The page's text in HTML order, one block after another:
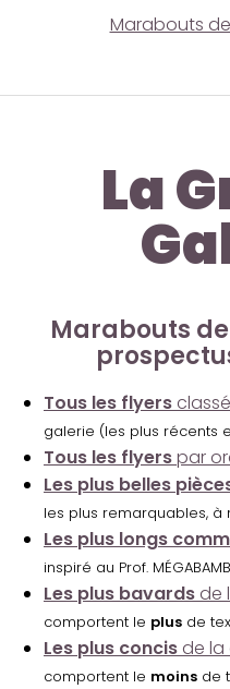
Marabouts
La
Marabouts
Tous les flyers
galerie (les plus récents
Tous les flyerspar
Les plus belles
les plus remarquables, à
Les plus longs
inspiré au Prof.
Les plus bavards de
comportent le plus de
Les plus concis de
comportent le moins de